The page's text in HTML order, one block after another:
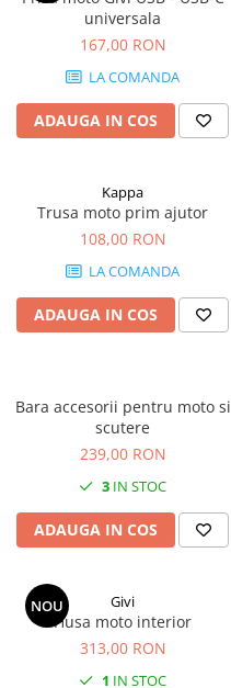
universala
167,00 RON
LA COMANDA
ADAUGA IN COS
Kappa
Trusa moto prim ajutor
108,00 RON
LA COMANDA
ADAUGA IN COS
Bara accesorii pentru moto si
scutere
239,00 RON
3 IN STOC
ADAUGA IN COS
NOU Givi
Husa moto interior
313,00 RON
1 IN STOC